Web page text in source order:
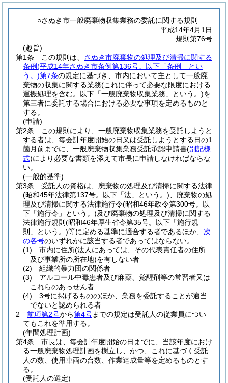
○さぬき市一般廃棄物収集業務の委託に関する規則
平成14年4月1日
規則第76号
(趣旨)
第1条
この規則は、 さぬき市廃棄物の処理及び清掃に関する
条例(平成14年さぬき市条例第136号。以下「条例」とい
う。)第7条の規定に基づき、市内において主として一般廃
棄物の収集に関する業務(これに伴って必要な限度における
運搬処理を含む。以下「一般廃棄物収集業務」という。)を
第三者に委託する場合における必要な事項を定めるものと
する。
(申請)
第2条
この規則により、一般廃棄物収集業務を受託しようと
する者は、毎会計年度開始の日又は受託しようとする日の1
箇月前までに、一般廃棄物収集業務受託承認申請書(別記様
式)により必要な書類を添えて市長に申請しなければならな
い。
(一般的基準)
第3条
受託人の資格は、廃棄物の処理及び清掃に関する法律
(昭和45年法律第137号。以下「法」という。) 、廃棄物の処
理及び清掃に関する法律施行令(昭和46年政令第300号。以
下「施行令」という。)及び廃棄物の処理及び清掃に関する
法律施行規則 (昭和46年厚生省令第35号。以下「施行規
則」という。)等に定める基準に適合する者であるほか、 次
の各号のいずれかに該当する者であってはならない。
(1)
市内に住所(法人にあっては、その代表責任者の住所
及び事業所の所在地)を有しない者
(2)
組織的暴力団の関係者
(3)
アルコール中毒患者及び麻薬、覚醒剤等の常習者又は
これらのあっせん者
(4)
3号に掲げるもののほか、業務を委託することが適当
でないと認められる者
2
前項第2号から第4号までの規定は受託人の従業員につい
てもこれを準用する。
(年間処理計画)
第4条
市長は、毎会計年度開始の日までに、当該年度におけ
る一般廃棄物処理計画を樹立し、かつ、これに基づく受託
人の数、使用車両の台数、作業達成量等を定めるものとす
る。
(受託人の選定)